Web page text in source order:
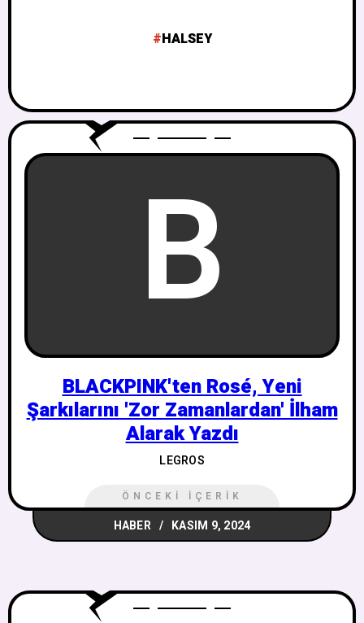
HALSEY
B
BLACKPINK'ten Rosé, Yeni
Şarkılarını 'Zor Zamanlardan' İlham
Alarak Yazdı
LEGROS
ÖNCEKI İÇERIK
HABER KASIM 9, 2024